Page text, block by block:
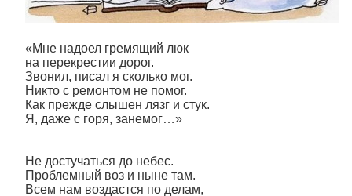
«Мне надоел гремящий люк
на перекрестии дорог.
Звонил, писал я сколько мог.
Никто с ремонтом не помог.
Как прежде слышен лязг и стук.
Я, даже с горя, занемог…»
Не достучаться до небес.
Проблемный воз и ныне там.
Всем нам воздастся по делам,